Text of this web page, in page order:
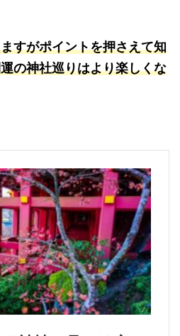
すがポイントを押さえて知
の神社巡りはより楽しくな